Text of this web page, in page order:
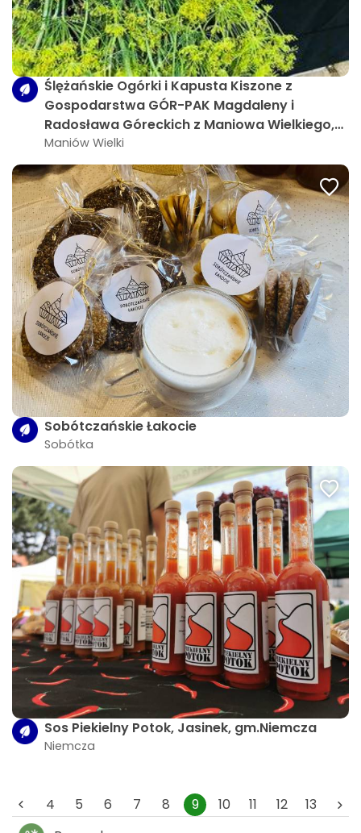
Ślężańskie Ogórki i Kapusta Kiszone z
Gospodarstwa GÓR-PAK Magdaleny i
Radosława Góreckich z Maniowa Wielkiego,
gm.Mietków
Maniów Wielki
Sobótczańskie Łakocie
Sobótka
Sos Piekielny Potok, Jasinek, gm.Niemcza
Niemcza
4 5 6 7 8 9 10 11 12
13